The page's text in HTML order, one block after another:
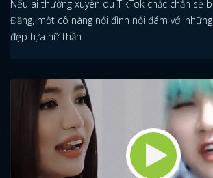
Nếu ai thường xuyên du TikTok chắc chắn sẽ
Đặng, một cô nàng nổi đình nổi đám với
đẹp tựa nữ thần.